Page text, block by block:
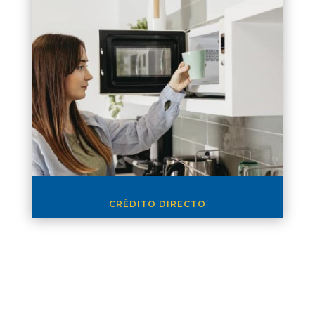
CRÈDITO DIRECTO